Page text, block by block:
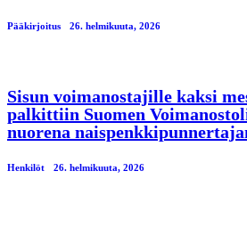
Pääkirjoitus 26. helmikuuta, 2026
Sisun voimanostajille kaksi
palkittiin Suomen
nuorena
Henkilöt 26. helmikuuta, 2026